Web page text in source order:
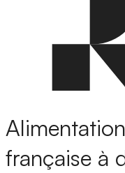
française à